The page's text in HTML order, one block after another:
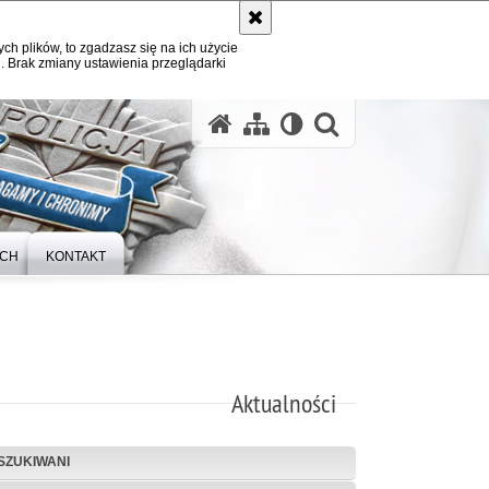
plików, to zgadzasz się na ich użycie
zmiany ustawienia przeglądarki
KONTAKT
Aktualności